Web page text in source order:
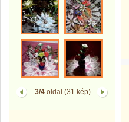
3/4oldal (31 kép)